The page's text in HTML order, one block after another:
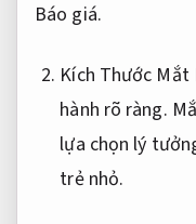
Báo giá.
Kích Thước Mắt
hành rõ ràng.
lựa chọn lý
trẻ nhỏ.